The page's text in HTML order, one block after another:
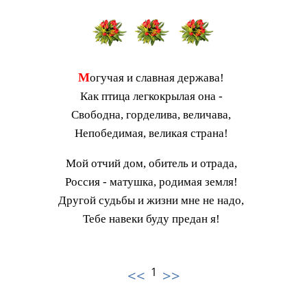
Могучая и славная держава!
Как птица легкокрылая она -
Свободна, горделива, величава,
Непобедимая, великая страна!
Мой отчий дом, обитель и отрада,
Россия - матушка, родимая земля!
Другой судьбы и жизни мне не надо,
Тебе навеки буду предан я!
<< 1 >>